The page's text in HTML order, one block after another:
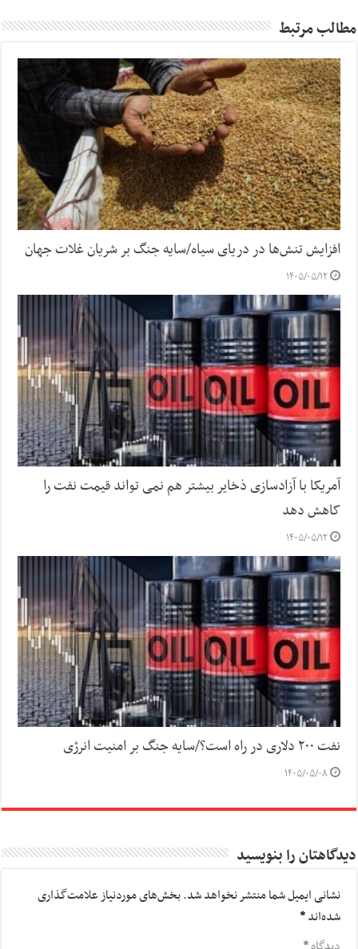
مطالب مرتبط
افزایش تنش‌ها در دریای سیاه/سایه جنگ بر شریان غلات جهان
۱۴۰۵/۰۵/۱۲
آمریکا با آزادسازی ذخایر بیشتر هم نمی تواند قیمت نفت را
کاهش دهد
۱۴۰۵/۰۵/۱۲
نفت ۲۰۰ دلاری در راه است؟/سایه جنگ بر امنیت انرژی
۱۴۰۵/۰۵/۰۸
دیدگاهتان را بنویسید
نشانی ایمیل شما منتشر نخواهد شد.بخش‌های موردنیاز علامت‌گذاری
شده‌اند*